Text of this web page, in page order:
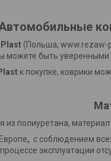
Plast (Польша, www.rezaw-
можете быть
к покупке, коврики
из полиуретана,
, с соблюдением
эксплуатации